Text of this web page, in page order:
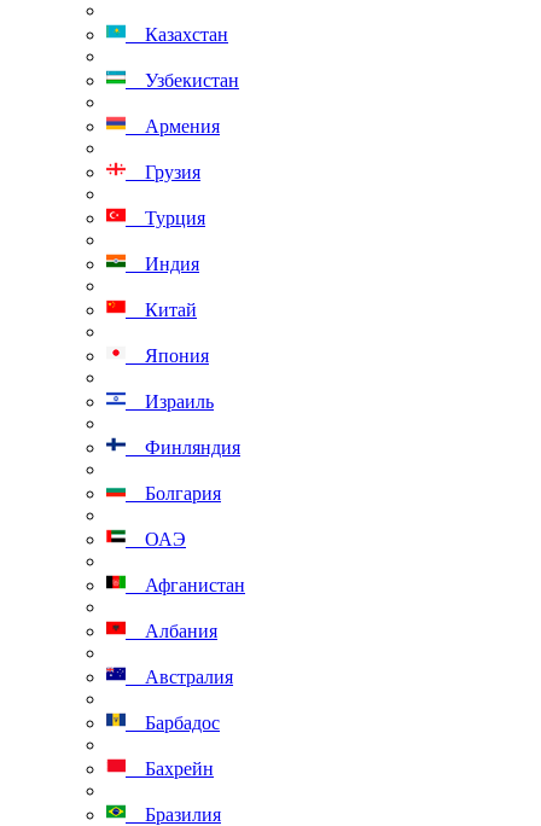
Казахстан
Узбекистан
Армения
Грузия
Турция
Индия
Китай
Япония
Израиль
Финляндия
Болгария
ОАЭ
Афганистан
Албания
Австралия
Барбадос
Бахрейн
Бразилия